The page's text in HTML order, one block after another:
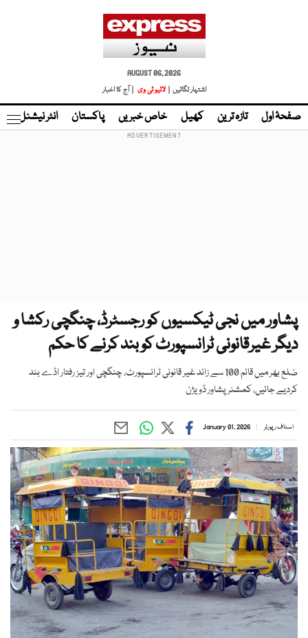
AUGUST 06, 2026
اشتہار لگائیں |
لائیو ٹی وی | آج کا اخبار
صفحۂ اول تازہ ترین کھیل خاص خبریں پاکستان انٹر نیشنل
پشاور میں نجی ٹیکسیوں کو رجسٹرڈ، چنگچی رکشا و
دیگر غیرقانونی ٹرانسپورٹ کو بند کرنے کا حکم
ضلع بھر میں قائم 100 سے زائد غیر قانونی ٹرانسپورٹ، چنگچی اور تیز رفتار اڈے بند
کردیے جائیں، کمشنر پشاور ڈویژن
اسٹاف رپورٹر January 01, 2026